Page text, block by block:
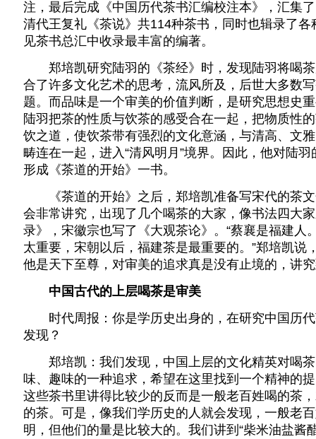
注，最后完成《中国历代茶书汇编校注本》，汇集
清代王复礼《茶说》共114种茶书，同时也辑录了
见茶书总汇中收录最丰富的编著。
郑培凯研究陆羽的《茶经》时，发现陆羽将喝茶
合了许多文化艺术的思考，流风所及，后世大多数
题。而品味是一个审美的价值判断，是研究思想史
陆羽把茶的性质与饮茶的感受合在一起，把物质性
饮之道，使饮茶带有强烈的文化意涵，与清高、文
畴连在一起，进入“清风明月”境界。因此，他对陆
形成《茶道的开始》一书。
《茶道的开始》之后，郑培凯准备写宋代的茶文
会非常讲究，出现了几个喝茶的大家，像书法四大
录》，宋徽宗也写了《大观茶论》。“蔡襄是福建人
太重要，宋朝以后，福建茶是最重要的。”郑培凯说
他是天下至尊，对审美的追求真是没有止境的，讲
中国古代的上层喝茶是审美
时代周报：你是学历史出身的，在研究中国历代
发现？
郑培凯：我们发现，中国上层的文化精英对喝茶
味、趣味的一种追求，希望在这里找到一个精神的
这些茶书里讲得比较少的反而是一般老百姓喝的茶
的茶。可是，像我们学历史的人就会发现，一般老
明，但他们的量是比较大的。我们讲到“柴米油盐酱